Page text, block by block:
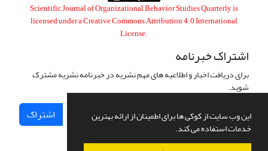
این وب سایت از کوکی ها برای اطمینان از ارائه بهترین
خدمات استفاده می کند.
Scientific Journal of Organizational Behavior Studies Quarterly is
licensed under aCreative Commons Attribution 4.0 International
License.
اشتراک خبرنامه
برای دریافت اخبار و اطلاعیه های مهم نشریه در خبرنامه نشریه مشترک
شوید.
اشتراک